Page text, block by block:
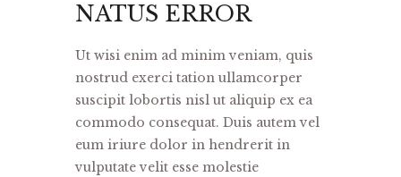
NATUS ERROR
Ut wisi enim ad minim veniam, quis
nostrud exerci tation ullamcorper
suscipit lobortis nisl ut aliquip ex ea
commodo consequat. Duis autem vel
eum iriure dolor in hendrerit in
vulputate velit esse molestie